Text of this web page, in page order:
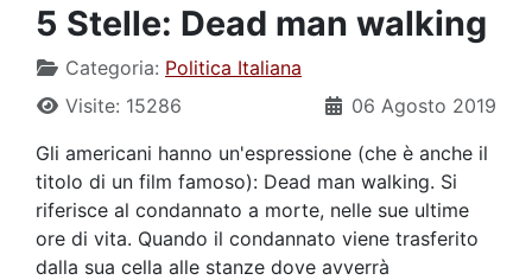
5 Stelle: Dead man walking
Categoria: Politica Italiana
06 Agosto 2019
Visite: 15286
Gli americani hanno un'espressione (che è anche il
titolo di un film famoso): Dead man walking. Si
riferisce al condannato a morte, nelle sue ultime
ore di vita. Quando il condannato viene trasferito
dalla sua cella alle stanze dove avverrà